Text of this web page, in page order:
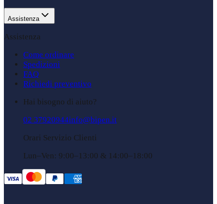
Assistenza
Assistenza
Come ordinare
Spedizioni
FAQ
Richiedi preventivo
Hai bisogno di aiuto?
02 37920944info@bipen.it
Orari Servizio Clienti
Lun–Ven: 9:00–13:00 & 14:00–18:00